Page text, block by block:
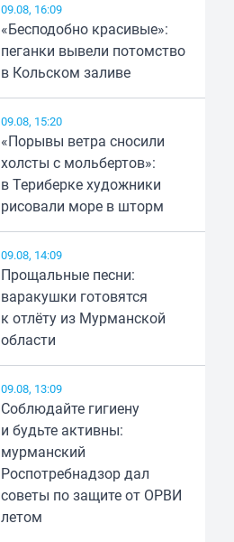
09.08, 16:09
«Бесподобно красивые»:
пеганки вывели потомство
в Кольском заливе
09.08, 15:20
«Порывы ветра сносили
холсты с мольбертов»:
в Териберке художники
рисовали море в шторм
09.08, 14:09
Прощальные песни:
варакушки готовятся
к отлёту из Мурманской
области
09.08, 13:09
Соблюдайте гигиену
и будьте активны:
мурманский
Роспотребнадзор дал
советы по защите от ОРВИ
летом